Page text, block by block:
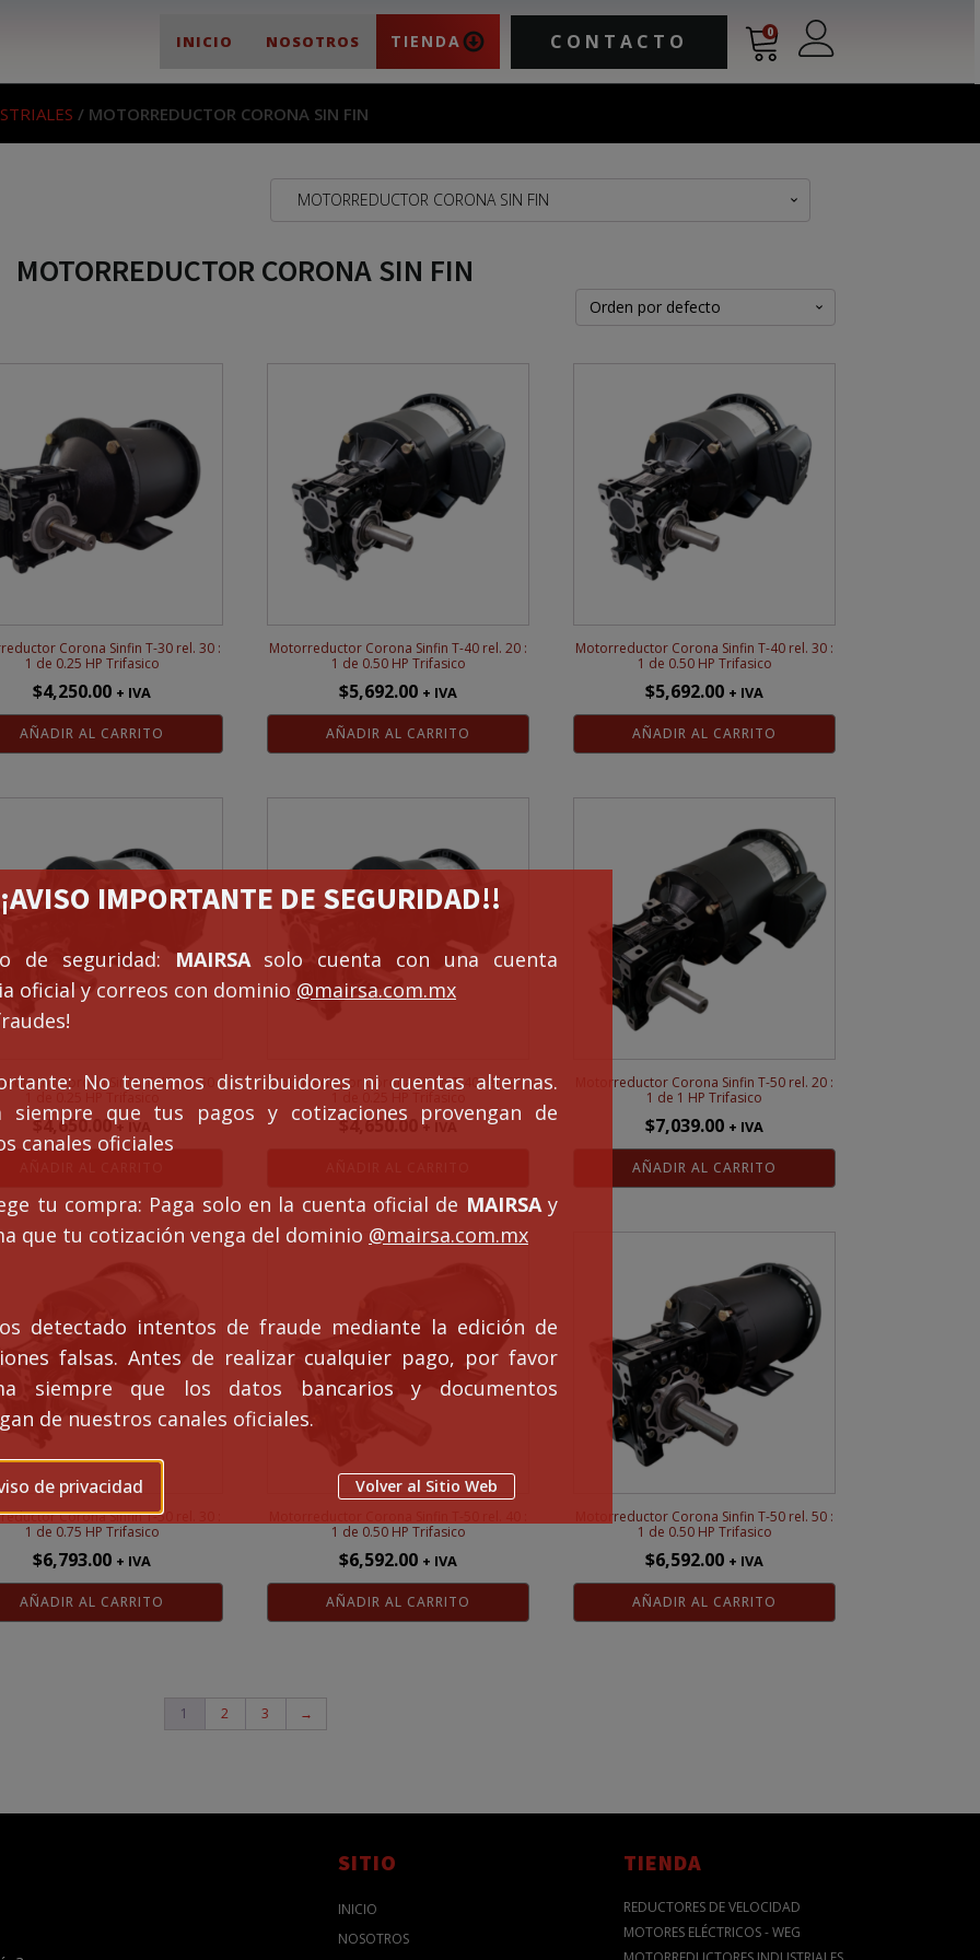
INICIO NOSOTROS TIENDA CONTACTO 0
IMPORTANTE DE SEGURIDAD!!
de seguridad: MAIRSAsolo cuenta con una cuenta
oficial y correos con dominio @mairsa.com.mx
No tenemos distribuidores ni cuentas alternas.
siempre que tus pagos y cotizaciones provengan de
canales oficiales
tu compra: Paga solo en la cuenta oficial de MAIRSAy
que tu cotización venga del dominio @mairsa.com.mx
detectado intentos de fraude mediante la edición de
falsas. Antes de realizar cualquier pago, por favor
siempre que los datos bancarios y documentos
de nuestros canales oficiales.
de privacidad Volver al Sitio Web
/ MOTORREDUCTOR CORONA SIN FIN
MOTORREDUCTOR CORONA SIN FIN
MOTORREDUCTOR CORONA SIN FIN
Corona Sinfin T-30 rel. 30 :
1 de 0.25 HP Trifasico
$4,250.00 + IVA
AÑADIR AL CARRITO
Motorreductor Corona Sinfin T-40 rel. 20 :
1 de 0.50 HP Trifasico
$5,692.00 + IVA
AÑADIR AL CARRITO
Motorreductor Corona Sinfin T-40 rel. 30 :
1 de 0.50 HP Trifasico
$5,692.00 + IVA
AÑADIR AL CARRITO
Corona Sinfin T-40 rel. 50 :
$4,650.00 + IVA
Motorreductor Corona Sinfin T-40 rel. 60 :
$4,650.00 + IVA
Motorreductor Corona Sinfin T-50 rel. 20 :
1 de 1 HP Trifasico
$7,039.00 + IVA
AÑADIR AL CARRITO
Corona Sinfin T-50 rel. 30 :
1 de 0.75 HP Trifasico
$6,793.00 + IVA
AÑADIR AL CARRITO
1 de 0.50 HP Trifasico
$6,592.00 + IVA
AÑADIR AL CARRITO
Motorreductor Corona Sinfin T-50 rel. 50 :
1 de 0.50 HP Trifasico
$6,592.00 + IVA
AÑADIR AL CARRITO
1 2 3 →
SITIO
INICIO
NOSOTROS
TIENDA
REDUCTORES DE VELOCIDAD
MOTORES ELÉCTRICOS - WEG